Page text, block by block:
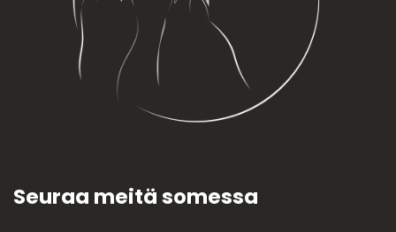
Seuraa meitä somessa